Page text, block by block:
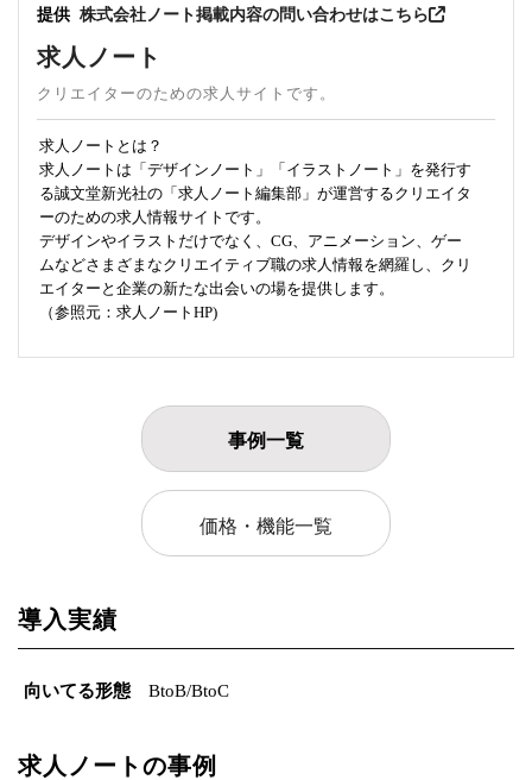
提供 株式会社ノート掲載内容の問い合わせはこちら
求人ノート
クリエイターのための求人サイトです。
求人ノートとは？
求人ノートは「デザインノート」「イラストノート」を発行す
る誠文堂新光社の「求人ノート編集部」が運営するクリエイタ
ーのための求人情報サイトです。
デザインやイラストだけでなく、CG、アニメーション、ゲー
ムなどさまざまなクリエイティブ職の求人情報を網羅し、クリ
エイターと企業の新たな出会いの場を提供します。
（参照元：求人ノートHP)
事例一覧
価格・機能一覧
導入実績
向いてる形態 BtoB/BtoC
求人ノートの事例